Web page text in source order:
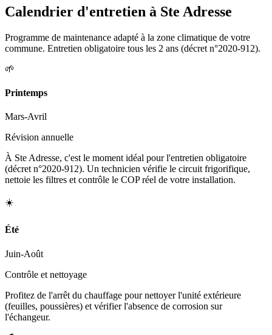
Calendrier d'entretien à Ste Adresse
Programme de maintenance adapté à la zone climatique de votre
commune. Entretien obligatoire tous les 2 ans (décret n°2020-912).
🌱
Printemps
Mars-Avril
Révision annuelle
À Ste Adresse, c'est le moment idéal pour l'entretien obligatoire
(décret n°2020-912). Un technicien vérifie le circuit frigorifique,
nettoie les filtres et contrôle le COP réel de votre installation.
☀️
Été
Juin-Août
Contrôle et nettoyage
Profitez de l'arrêt du chauffage pour nettoyer l'unité extérieure
(feuilles, poussières) et vérifier l'absence de corrosion sur
l'échangeur.